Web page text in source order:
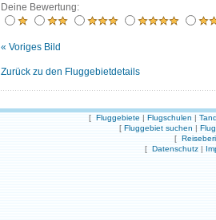
Deine Bewertung:
« Voriges Bild
Zurück zu den Fluggebietdetails
[ Fluggebiete | Flugschulen |
[ Fluggebiet suchen |
[
[ Datenschutz |